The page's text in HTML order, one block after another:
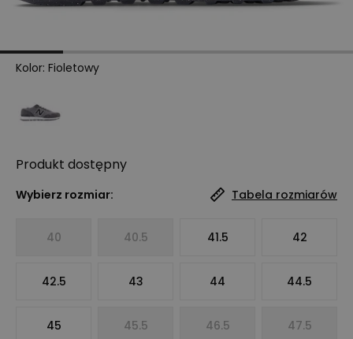
Kolor: Fioletowy
Produkt dostępny
Wybierz rozmiar: Tabela rozmiarów
40 40.5 41.5 42
42.5 43 44 44.5
45 45.5 46.5 47.5